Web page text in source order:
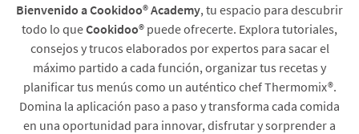
Bienvenido a Cookidoo® Academy, tu espacio para descubrir
todo lo queCookidoo® puede ofrecerte. Explora tutoriales,
consejos y trucos elaborados por expertos para sacar el
máximo partido a cada función, organizar tus recetas y
planificar tus menús como un auténtico chef Thermomix®.
Domina la aplicación paso a paso y transforma cada comida
en una oportunidad para innovar, disfrutar y sorprender a